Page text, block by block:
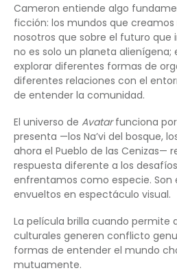
Cameron entiende algo
ficción: los mundos que
nosotros que sobre el futuro que
no es solo un planeta alienígena;
explorar diferentes formas de
diferentes relaciones con el
de entender la comunidad.
El universo de Avatarfunciona
presenta —los Na’vi del bosque,
ahora el Pueblo de las Cenizas—
respuesta diferente a los
enfrentamos como especie. Son
envueltos en espectáculo visual.
La película brilla cuando permite
culturales generen conflicto
formas de entender el mundo
mutuamente.